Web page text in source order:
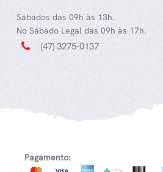
Sábados das 09h às 13h.
No Sábado Legal das 09h às 17h.
(47) 3275-0137
Pagamento: